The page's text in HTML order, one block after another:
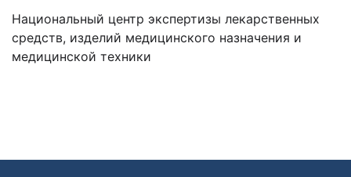
Национальный центр экспертизы лекарственных
средств, изделий медицинского назначения и
медицинской техники